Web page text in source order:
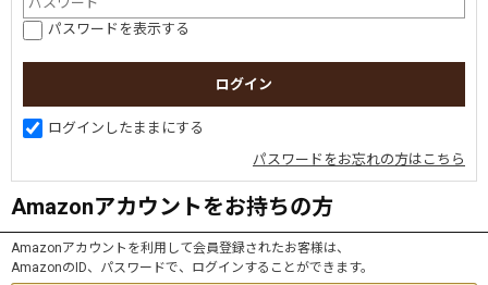
パスワードを表示する
ログインしたままにする
パスワードをお忘れの方はこちら
Amazonアカウントをお持ちの方
Amazonアカウントを利用して会員登録されたお客様は、
AmazonのID、パスワードで、ログインすることができます。